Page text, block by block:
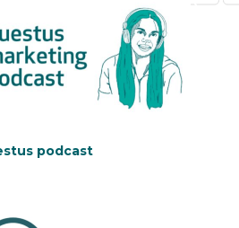
podcast